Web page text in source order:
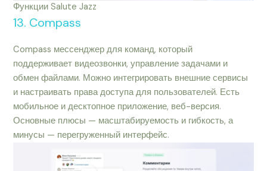
Функции Salute Jazz
13. Compass
Compass мессенджер для команд, который
поддерживает видеозвонки, управление задачами и
обмен файлами. Можно интегрировать внешние сервисы
и настраивать права доступа для пользователей. Есть
мобильное и десктопное приложение, веб-версия.
Основные плюсы — масштабируемость и гибкость, а
минусы — перегруженный интерфейс.